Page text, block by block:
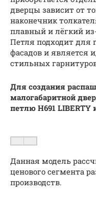
дверцы зависит от
наконечник
плавный и лёгкий
Петля подходит для
фасадов и является
стильных
Для создания
малогабаритной
петлю H691 LIBERTY
Данная модель
ценового сегмента
производств.